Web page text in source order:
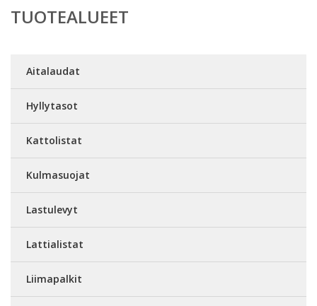
TUOTEALUEET
Aitalaudat
Hyllytasot
Kattolistat
Kulmasuojat
Lastulevyt
Lattialistat
Liimapalkit